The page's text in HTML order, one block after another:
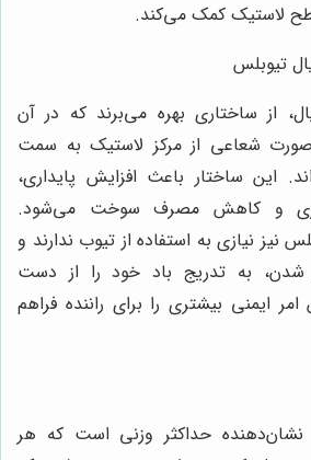
لاستیک کمک می‌کند.
تیوبلس
از ساختاری بهره می‌برند که در آن
شعاعی از مرکز لاستیک به سمت
این ساختار باعث افزایش پایداری،
و کاهش مصرف سوخت می‌شود.
نیز نیازی به استفاده از تیوب ندارند و
به تدریج باد خود را از دست
ایمنی بیشتری را برای راننده فراهم
بار 77، نشان‌دهنده حداکثر وزنی است که هر